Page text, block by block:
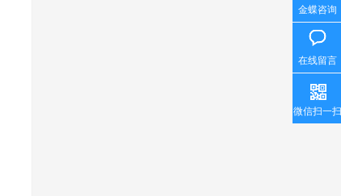
金蝶咨询
在线留言
微信扫一扫